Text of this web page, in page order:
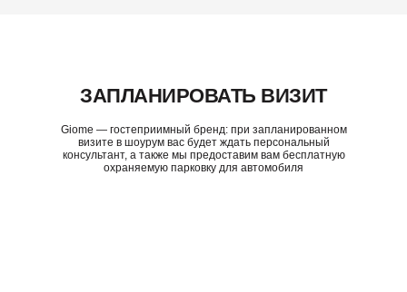
ЗАПЛАНИРОВАТЬ ВИЗИТ
Giome — гостеприимный бренд: при запланированном
визите в шоурум вас будет ждать персональный
консультант, а также мы предоставим вам бесплатную
охраняемую парковку для автомобиля